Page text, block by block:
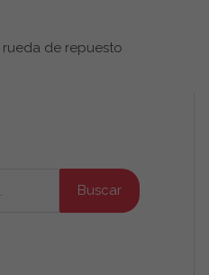
rueda de repuesto
Buscar